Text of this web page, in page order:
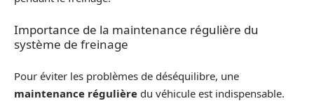
Importance de la maintenance régulière du
système de freinage
Pour éviter les problèmes de déséquilibre, une
maintenance régulière du véhicule est indispensable.